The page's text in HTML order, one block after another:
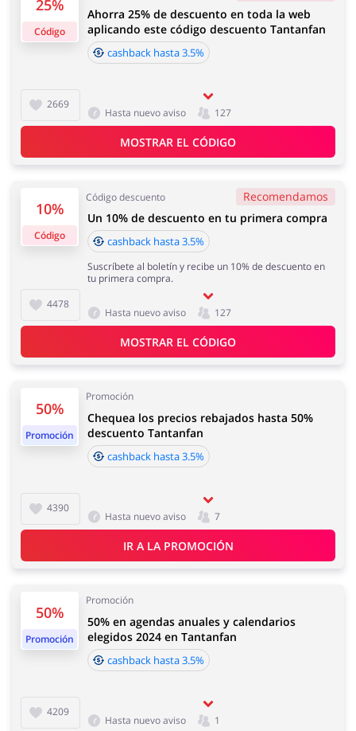
Regalos y Flores Supermercado
Hogar y Jardín Deporte y Hobby
Moda Megatiendas
Niños Turismo y Viajes
Joyería y Accesorios Libros y Entretenimiento
Lencería y Erótica
Oficina Calzado
Vouchers 1,75%
horas a 4 días
Tiempo de aceptación del cashback:
Tiempo medio de aceptación de cashback en
25%
Código
2669
Ahorra 25% de descuento en toda la web
aplicando este código descuento Tantanfan
cashback hasta 3.5%
Hasta nuevo aviso 127
MOSTRAR EL CÓDIGO
10%
Código
Código descuento Recomendamos
4478
Un 10% de descuento en tu primera compra
cashback hasta 3.5%
Suscríbete al boletín y recibe un 10% de descuento en
tu primera compra.
Hasta nuevo aviso 127
MOSTRAR EL CÓDIGO
50%
Promoción
Promoción
4390
Chequea los precios rebajados hasta 50%
descuento Tantanfan
cashback hasta 3.5%
Hasta nuevo aviso 7
IR A LA PROMOCIÓN
50%
Promoción
Promoción
4209
50% en agendas anuales y calendarios
elegidos 2024 en Tantanfan
cashback hasta 3.5%
Hasta nuevo aviso 1